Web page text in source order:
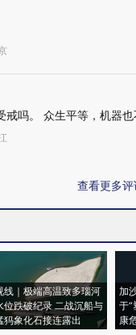
戒吗。 众生平等，机器
查看更多评
线｜极端高温致多瑙河
位跌破纪录 二战沉船与
犸象化石接连露出
加
于“
康